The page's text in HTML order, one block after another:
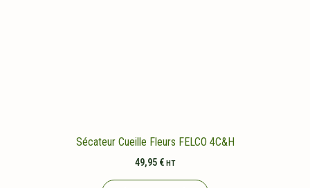
Sécateur Cueille Fleurs FELCO 4C&H
49,95 € HT